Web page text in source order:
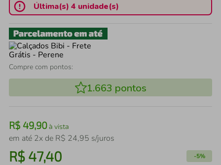
Última(s) 4 unidade(s)
Compre com pontos:
1.663 pontos
R$ 49,90à vista
em até 2x de R$ 24,95 s/juros
R$ 47,40 -5%